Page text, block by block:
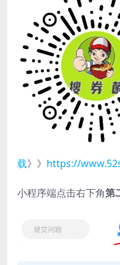
载》》 https://
小程序端点击右下角第